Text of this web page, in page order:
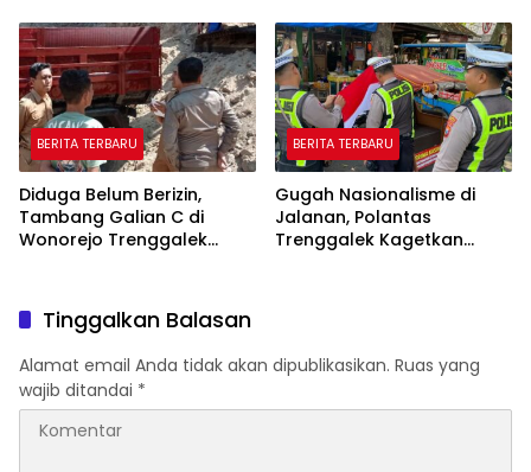
Pelatihan AI
BERITA TERBARU
Diduga Belum Berizin,
Tambang Galian C di
Wonorejo Trenggalek
BERITA TERBARU
Gugah Nasionalisme di
Jalanan, Polantas
Trenggalek Kagetkan
Tinggalkan Balasan
Alamat email Anda tidak akan dipublikasikan. Ruas yang
wajib ditandai *